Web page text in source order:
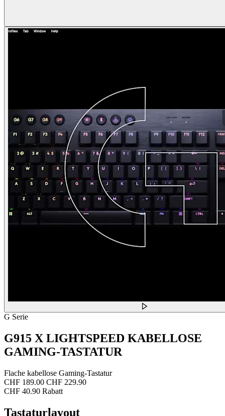
G Serie
G915 X LIGHTSPEED KABELLOSE
GAMING-TASTATUR
Flache kabellose Gaming-Tastatur
CHF 189.00 CHF 229.90
CHF 40.90 Rabatt
Tastaturlayout